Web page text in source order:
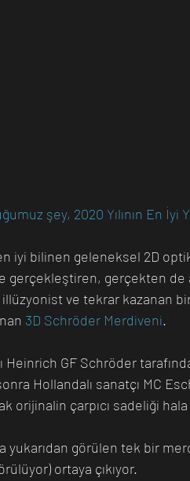
şey, 2020 Yılının En İyi
iyi bilinen geleneksel 2D
gerçekleştiren, gerçekten
ve tekrar kazanan
3D Schröder Merdiveni.
Heinrich GF Schröder
Hollandalı sanatçı MC
orijinalin çarpıcı sadeliği
yukarıdan görülen tek bir
ortaya çıkıyor.